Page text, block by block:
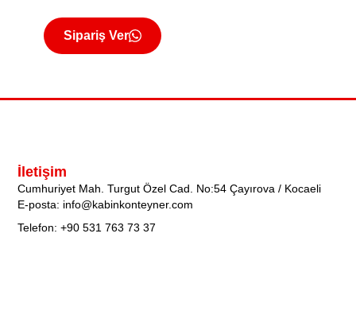
Sipariş Ver
İletişim
Cumhuriyet Mah. Turgut Özel Cad. No:54 Çayırova / Kocaeli
E-posta: info@kabinkonteyner.com
Telefon: +90 531 763 73 37